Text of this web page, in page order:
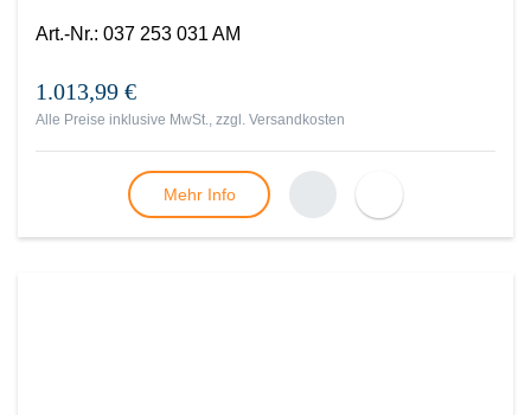
Art.-Nr.: 037 253 031 AM
1.013,99 €
Alle Preise inklusive MwSt., zzgl. Versandkosten
Mehr Info